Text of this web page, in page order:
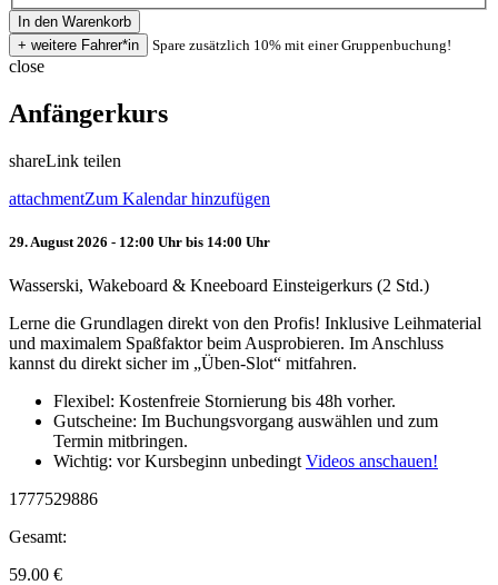
Spare zusätzlich 10% mit einer Gruppenbuchung!
close
Anfängerkurs
shareLink teilen
attachmentZum Kalendar hinzufügen
29. August 2026 - 12:00 Uhr bis 14:00 Uhr
Wasserski, Wakeboard & Kneeboard Einsteigerkurs (2 Std.)
Lerne die Grundlagen direkt von den Profis! Inklusive Leihmaterial
und maximalem Spaßfaktor beim Ausprobieren. Im Anschluss
kannst du direkt sicher im „Üben-Slot“ mitfahren.
Flexibel: Kostenfreie Stornierung bis 48h vorher.
Gutscheine: Im Buchungsvorgang auswählen und zum
Termin mitbringen.
Wichtig: vor Kursbeginn unbedingt Videos anschauen!
1777529886
Gesamt:
59.00 €